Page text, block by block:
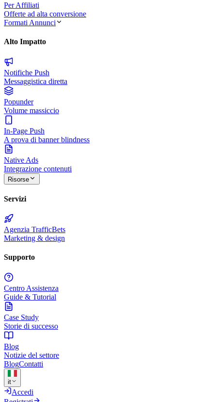
Per Affiliati
Offerte ad alta conversione
Formati Annunci
Alto Impatto
Notifiche Push
Messaggistica diretta
Popunder
Volume massiccio
In-Page Push
A prova di banner blindness
Native Ads
Integrazione contenuti
Risorse
Servizi
Agenzia TrafficBets
Marketing & design
Supporto
Centro Assistenza
Guide & Tutorial
Case Study
Storie di successo
Blog
Notizie del settore
BlogContatti
it
Accedi